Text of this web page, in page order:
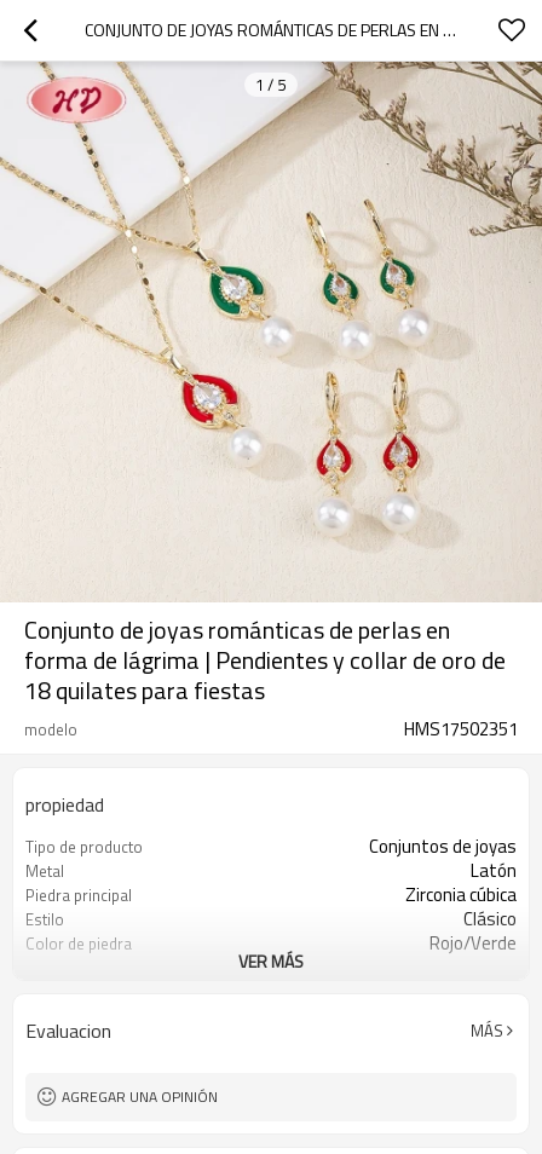
CONJUNTO DE JOYAS ROMÁNTICAS DE PERLAS EN FORMA DE LÁGRIMA | PENDIENTES Y COLLAR DE ORO DE 18 QUILATES PARA FIESTAS
1 / 5
Conjunto de joyas románticas de perlas en
forma de lágrima | Pendientes y collar de oro de
18 quilates para fiestas
modelo HMS17502351
propiedad
Tipo de producto Conjuntos de joyas
Metal Latón
Piedra principal Zirconia cúbica
Estilo Clásico
Color de piedra Rojo/Verde
VER MÁS
Evaluacion MÁS
AGREGAR UNA OPINIÓN